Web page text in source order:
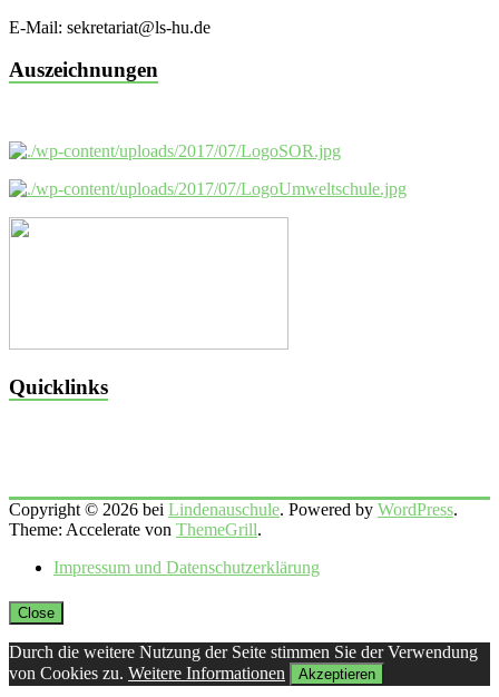
E-Mail: sekretariat@ls-hu.de
Auszeichnungen
Quicklinks
Copyright © 2026 bei Lindenauschule. Powered by WordPress.
Theme: Accelerate von ThemeGrill.
Impressum und Datenschutzerklärung
Close
Durch die weitere Nutzung der Seite stimmen Sie der Verwendung
von Cookies zu. Weitere Informationen Akzeptieren